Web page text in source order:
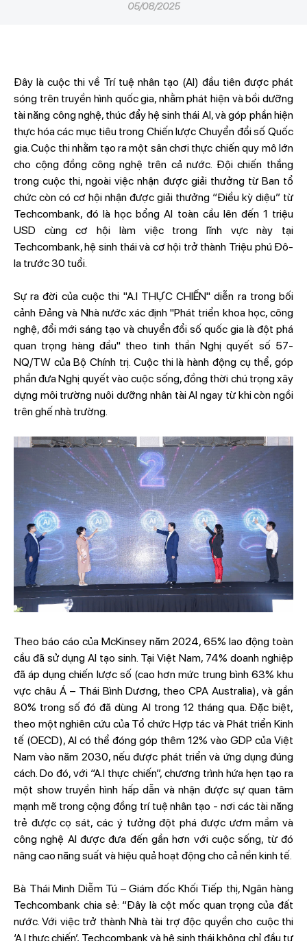
05/08/2025
Đây là cuộc thi về Trí tuệ nhân tạo (AI) đầu tiên được phát
sóng trên truyền hình quốc gia, nhằm phát hiện và bồi dưỡng
tài năng công nghệ, thúc đẩy hệ sinh thái AI, và góp phần hiện
thực hóa các mục tiêu trong Chiến lược Chuyển đổi số Quốc
gia. Cuộc thi nhằm tạo ra một sân chơi thực chiến quy mô lớn
cho cộng đồng công nghệ trên cả nước. Đội chiến thắng
trong cuộc thi, ngoài việc nhận được giải thưởng từ Ban tổ
chức còn có cơ hội nhận được giải thưởng “Điều kỳ diệu” từ
Techcombank, đó là học bổng AI toàn cầu lên đến 1 triệu
USD cùng cơ hội làm việc trong lĩnh vực này tại
Techcombank, hệ sinh thái và cơ hội trở thành Triệu phú Đô-
la trước 30 tuổi.
Sự ra đời của cuộc thi "A.I THỰC CHIẾN" diễn ra trong bối
cảnh Đảng và Nhà nước xác định "Phát triển khoa học, công
nghệ, đổi mới sáng tạo và chuyển đổi số quốc gia là đột phá
quan trọng hàng đầu" theo tinh thần Nghị quyết số 57-
NQ/TW của Bộ Chính trị. Cuộc thi là hành động cụ thể, góp
phần đưa Nghị quyết vào cuộc sống, đồng thời chú trọng xây
dựng môi trường nuôi dưỡng nhân tài AI ngay từ khi còn ngồi
trên ghế nhà trường.
Theo báo cáo của McKinsey năm 2024, 65% lao động toàn
cầu đã sử dụng AI tạo sinh. Tại Việt Nam, 74% doanh nghiệp
đã áp dụng chiến lược số (cao hơn mức trung bình 63% khu
vực châu Á – Thái Bình Dương, theo CPA Australia), và gần
80% trong số đó đã dùng AI trong 12 tháng qua. Đặc biệt,
theo một nghiên cứu của Tổ chức Hợp tác và Phát triển Kinh
tế (OECD), AI có thể đóng góp thêm 12% vào GDP của Việt
Nam vào năm 2030, nếu được phát triển và ứng dụng đúng
cách. Do đó, với “A.I thực chiến”, chương trình hứa hẹn tạo ra
một show truyền hình hấp dẫn và nhận được sự quan tâm
mạnh mẽ trong cộng đồng trí tuệ nhân tạo - nơi các tài năng
trẻ được cọ sát, các ý tưởng đột phá được ươm mầm và
công nghệ AI được đưa đến gần hơn với cuộc sống, từ đó
nâng cao năng suất và hiệu quả hoạt động cho cả nền kinh tế.
Bà Thái Minh Diễm Tú – Giám đốc Khối Tiếp thị, Ngân hàng
Techcombank chia sẻ: “Đây là cột mốc quan trọng của đất
nước. Với việc trở thành Nhà tài trợ độc quyền cho cuộc thi
‘A.I thực chiến’, Techcombank và hệ sinh thái không chỉ đầu tư